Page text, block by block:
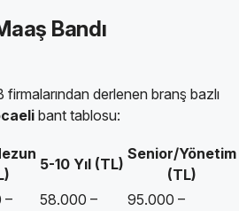
Bandı
firmalarından derlenen branş bazlı
bant tablosu:
5-10 Yıl (TL)
Senior/Yönetim
(TL)
–
58.000 –
95.000 –